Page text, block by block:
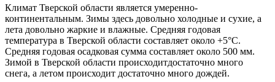
Климат Тверской области является умеренно-
континентальным. Зимы здесь довольно холодные и сухие, а
лета довольно жаркие и влажные. Средняя годовая
температура в Тверской области составляет около +5°C.
Средняя годовая осадковая сумма составляет около 500 мм.
Зимой в Тверской области происходитдостаточно много
снега, а летом происходит достаточно много дождей.